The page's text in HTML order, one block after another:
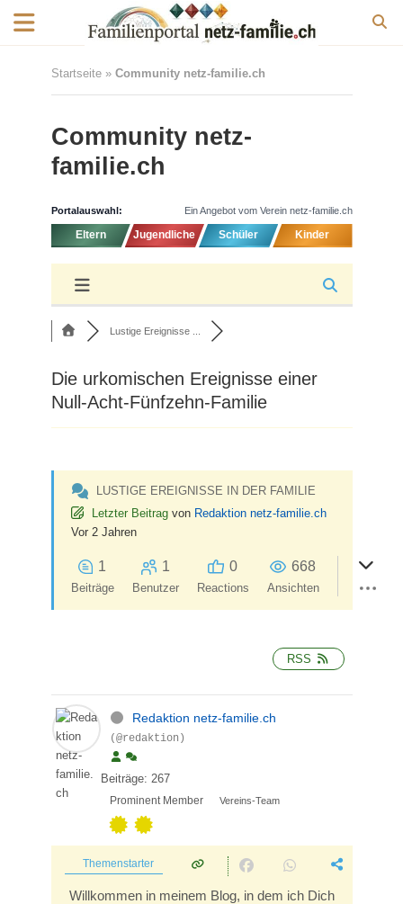
Startseite» Community netz-familie.ch
Community netz-
familie.ch
Portalauswahl: Ein Angebot vom Verein netz-familie.ch
Eltern Jugendliche Schüler Kinder
Lustige Ereignisse ...
Die urkomischen Ereignisse einer
Null-Acht-Fünfzehn-Familie
LUSTIGE EREIGNISSE IN DER FAMILIE
Letzter Beitrag von Redaktion netz-familie.ch
Vor 2 Jahren
1
Beiträge
1
Benutzer
0
Reactions
668
Ansichten
RSS
Redaktion netz-familie.ch
(@redaktion)
Beiträge: 267
Prominent Member Vereins-Team
Themenstarter
Willkommen in meinem Blog, in dem ich Dich